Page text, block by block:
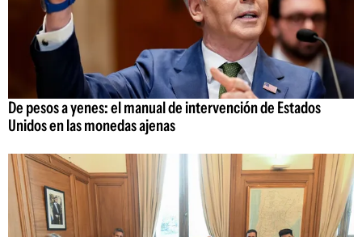
De pesos a yenes: el manual de intervención de Estados
Unidos en las monedas ajenas